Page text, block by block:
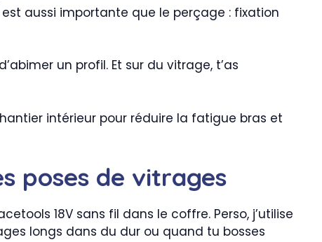
aussi importante que le perçage : fixation
un profil. Et sur du vitrage, t’as
intérieur pour réduire la fatigue bras et
poses de vitrages
18V sans fil dans le coffre. Perso, j’utilise
longs dans du dur ou quand tu bosses